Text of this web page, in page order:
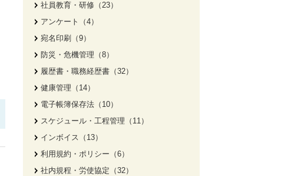
社員教育・研修（23）
アンケート（4）
宛名印刷（9）
防災・危機管理（8）
履歴書・職務経歴書（32）
健康管理（14）
電子帳簿保存法（10）
スケジュール・工程管理（11）
インボイス（13）
利用規約・ポリシー（6）
社内規程・労使協定（32）